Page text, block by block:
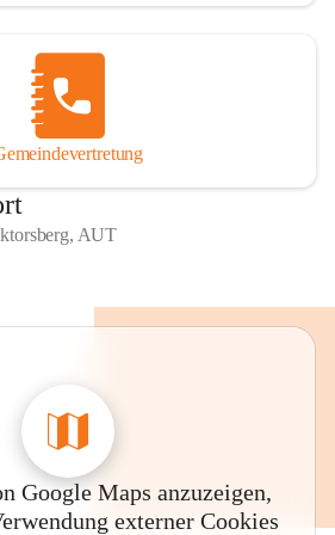
AUT
Google Maps anzuzeigen,
externer Cookies